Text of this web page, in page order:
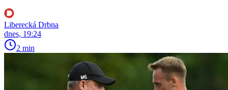
Liberecká Drbna
dnes, 19:24
2 min